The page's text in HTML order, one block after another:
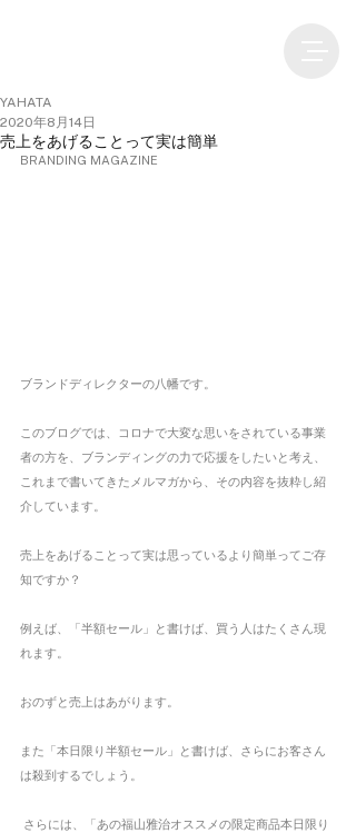
売上をあげることって実は簡単
YAHATA
2020年8月14日
BRANDING MAGAZINE
ブランドディレクターの八幡です。
このブログでは、コロナで大変な思いをされている事業
者の方を、ブランディングの力で応援をしたいと考え、
これまで書いてきたメルマガから、その内容を抜粋し紹
介しています。
売上をあげることって実は思っているより簡単ってご存
知ですか？
例えば、「半額セール」と書けば、買う人はたくさん現
れます。
おのずと売上はあがります。
また「本日限り半額セール」と書けば、さらにお客さん
は殺到するでしょう。